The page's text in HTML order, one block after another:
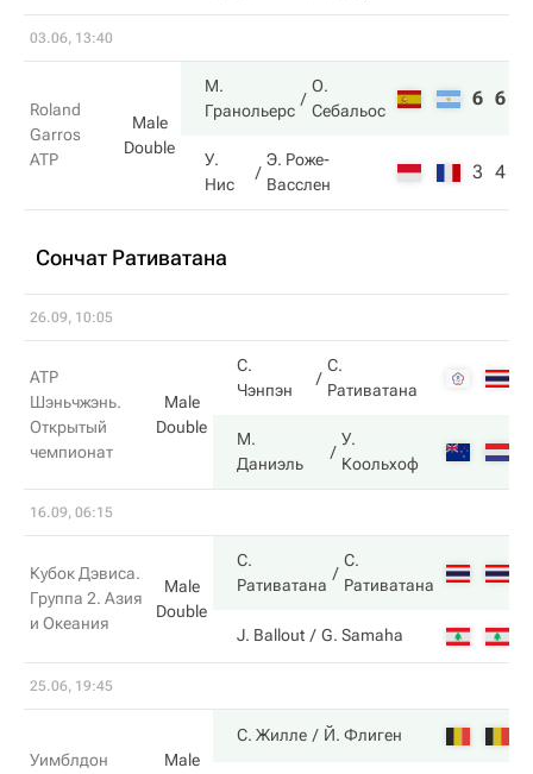
03.06, 13:40
Roland
Garros
ATP
Male
Double
М.
Гранольерс
О.
Себальос
6 6
У.
Нис
Э. Роже-
Васслен
3 4
Сончат Ративатана
26.09, 10:05
ATP
Шэньчжэнь.
Открытый
чемпионат
Male
Double
С.
Чэнпэн
С.
Ративатана
М.
Даниэль
У.
Коольхоф
16.09, 06:15
Кубок Дэвиса.
Группа 2. Азия
и Океания
Male
Double
С.
Ративатана
С.
Ративатана
J. Ballout G. Samaha
25.06, 19:45
Уимблдон
Male
С. Жилле Й. Флиген